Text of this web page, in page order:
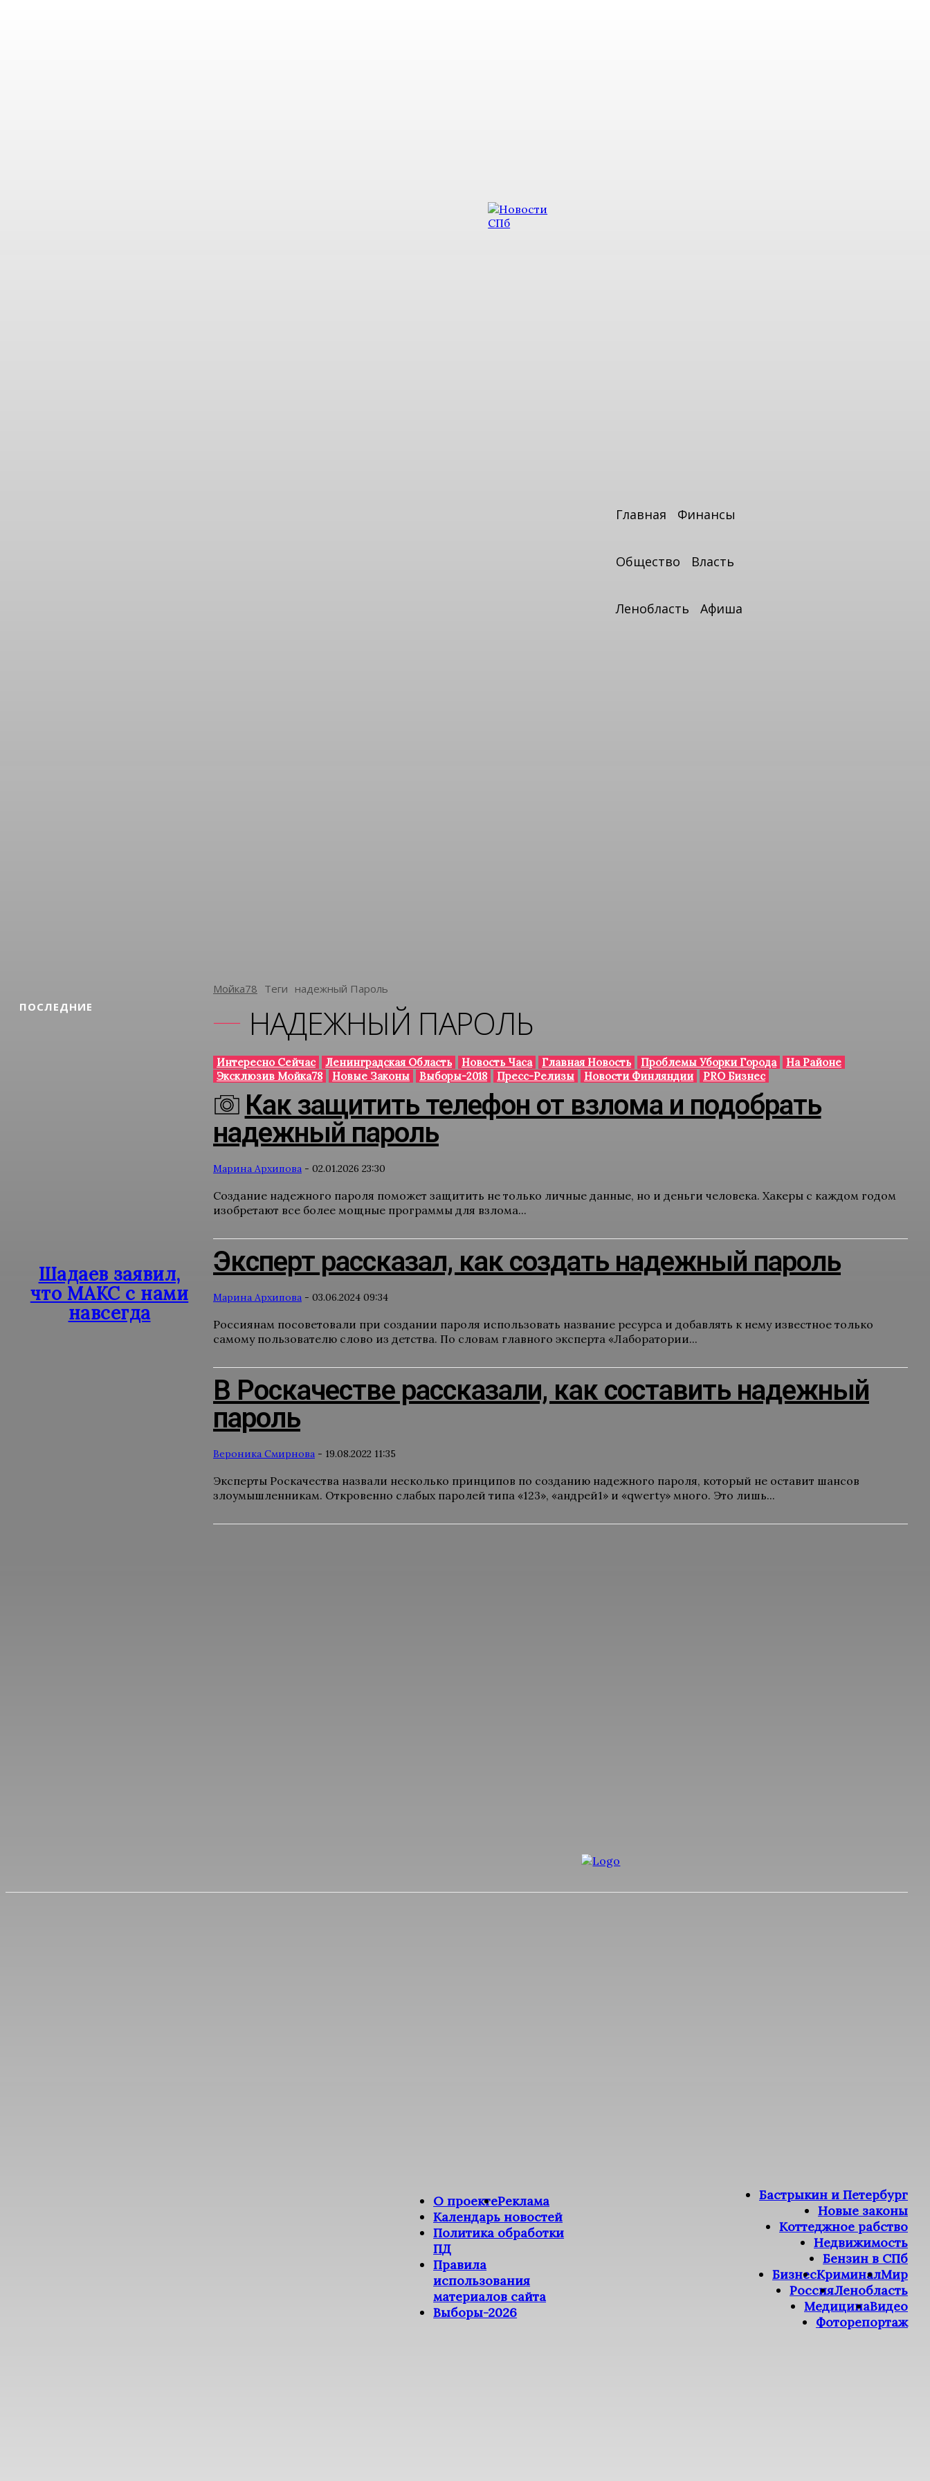
Главная Финансы
Общество Власть
Ленобласть Афиша
ПОСЛЕДНИЕ
Шадаев заявил,
что МАКС с нами
навсегда
Мойка78 Теги Надежный Пароль
НАДЕЖНЫЙ ПАРОЛЬ
Интересно Сейчас Ленинградская Область Новость Часа Главная Новость Проблемы Уборки Города
На Районе
Эксклюзив Мойка78
Новые Законы Выборы-2018 Пресс-Релизы Новости Финляндии PRO Бизнес
Как защитить телефон от взлома и подобрать
надежный пароль
Марина Архипова - 02.01.2026 23:30
Создание надежного пароля поможет защитить не только личные данные, но и деньги человека. Хакеры с каждом годом
изобретают все более мощные программы для взлома...
Эксперт рассказал, как создать надежный пароль
Марина Архипова - 03.06.2024 09:34
Россиянам посоветовали при создании пароля использовать название ресурса и добавлять к нему известное только
самому пользователю слово из детства. По словам главного эксперта «Лаборатории...
В Роскачестве рассказали, как составить надежный
пароль
Вероника Смирнова - 19.08.2022 11:35
Эксперты Роскачества назвали несколько принципов по созданию надежного пароля, который не оставит шансов
злоумышленникам. Откровенно слабых паролей типа «123», «андрей1» и «qwerty» много. Это лишь...
О проектеРеклама
Календарь новостей
Политика обработки
ПД
Правила
использования
материалов сайта
Выборы-2026
Бастрыкин и Петербург
Новые законы
Коттеджное рабство
Недвижимость
Бензин в СПб
БизнесКриминалМир
РоссияЛенобласть
МедицинаВидео
Фоторепортаж